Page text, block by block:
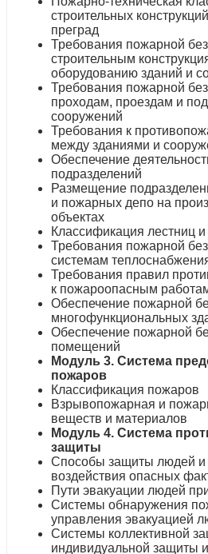
строительных
преград
Требования пожарной
строительным
оборудованию зданий и
Требования пожарной
проходам, проездам и
сооружений
Требования к
между зданиями и
Обеспечение
подразделений
Размещение
и пожарных депо на
объектах
Классификация лестниц
Требования пожарной
системам
Требования правил
к пожароопасным
Обеспечение пожарной
многофункциональных
Обеспечение пожарной
помещений
Модуль 3. Система
пожаров
Классификация пожаров
Взрывопожарная и
веществ и материалов
Модуль 4. Система
защиты
Способы защиты людей и
воздействия опасных
Пути эвакуации людей
Системы обнаружения
управления эвакуацией
Системы коллективной
индивидуальной защиты